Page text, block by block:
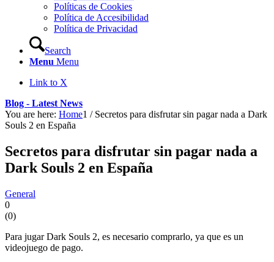
Políticas de Cookies
Política de Accesibilidad
Política de Privacidad
Search
Menu Menu
Link to X
Blog - Latest News
You are here: Home1 / Secretos para disfrutar sin pagar nada a Dark
Souls 2 en España
Secretos para disfrutar sin pagar nada a
Dark Souls 2 en España
General
0
(0)
Para jugar Dark Souls 2, es necesario comprarlo, ya que es un
videojuego de pago.